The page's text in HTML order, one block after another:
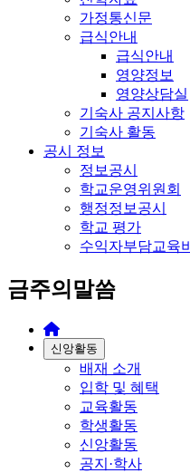
가정통신문
급식안내
급식안내
영양정보
영양상담실
기숙사 공지사항
기숙사 활동
공시 정보
정보공시
학교운영위원회
행정정보공시
학교 평가
수익자부담교육비
금주의말씀
신앙활동
배재 소개
입학 및 혜택
교육활동
학생활동
신앙활동
공지·학사